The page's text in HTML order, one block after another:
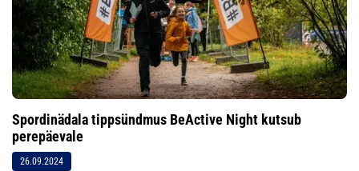
Spordinädala tippsündmus BeActive Night kutsub
perepäevale
26.09.2024